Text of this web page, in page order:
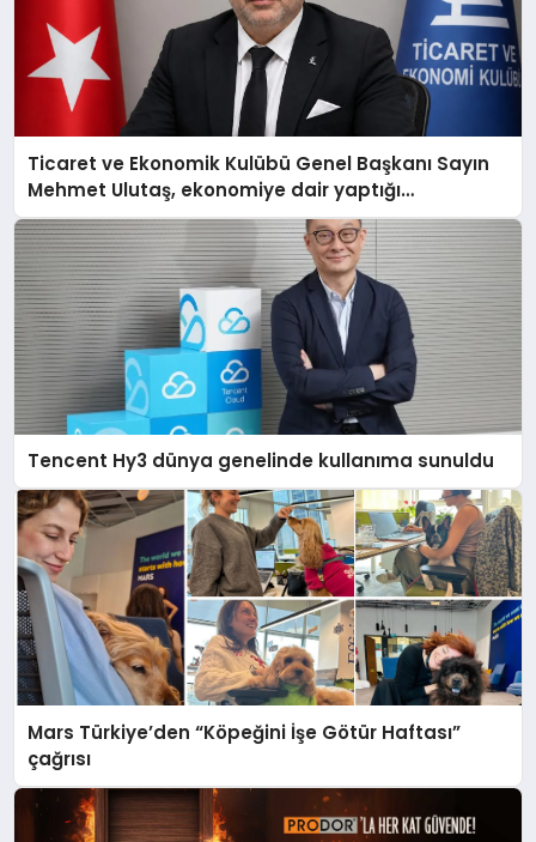
Ticaret ve Ekonomik Kulübü Genel Başkanı Sayın
Mehmet Ulutaş, ekonomiye dair yaptığı
açıklamada şunları kaydetti:
Tencent Hy3 dünya genelinde kullanıma sunuldu
Mars Türkiye’den “Köpeğini İşe Götür Haftası”
çağrısı